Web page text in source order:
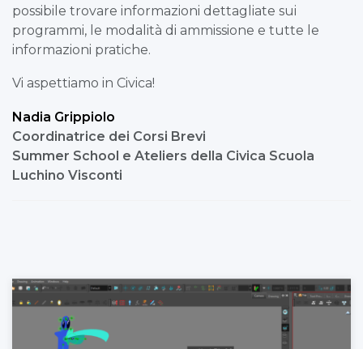
possibile trovare informazioni dettagliate sui
programmi, le modalità di ammissione e tutte le
informazioni pratiche.
Vi aspettiamo in Civica!
Nadia Grippiolo
Coordinatrice dei Corsi Brevi
Summer School e Ateliers della Civica Scuola
Luchino Visconti